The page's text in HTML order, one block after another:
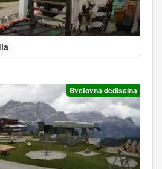
Svetovna dediščina